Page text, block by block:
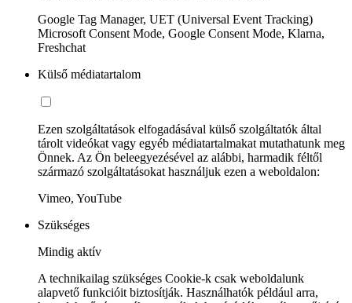
Google Tag Manager, UET (Universal Event Tracking)
Microsoft Consent Mode, Google Consent Mode, Klarna,
Freshchat
Külső médiatartalom
Ezen szolgáltatások elfogadásával külső szolgáltatók által
tárolt videókat vagy egyéb médiatartalmakat mutathatunk meg
Önnek. Az Ön beleegyezésével az alábbi, harmadik féltől
származó szolgáltatásokat használjuk ezen a weboldalon:
Vimeo, YouTube
Szükséges
Mindig aktív
A technikailag szükséges Cookie-k csak weboldalunk
alapvető funkcióit biztosítják. Használhatók például arra,